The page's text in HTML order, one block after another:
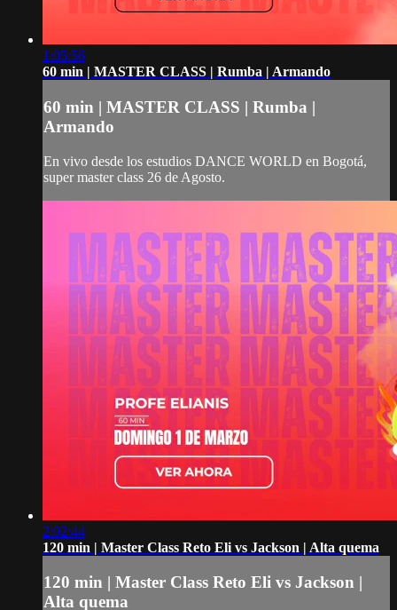
1:05:56
60 min | MASTER CLASS | Rumba | Armando
60 min | MASTER CLASS | Rumba |
Armando
En vivo desde los estudios DANCE WORLD en Bogotá,
super master class 26 de Agosto.
2:02:44
120 min | Master Class Reto Eli vs Jackson | Alta quema
120 min | Master Class Reto Eli vs Jackson |
Alta quema